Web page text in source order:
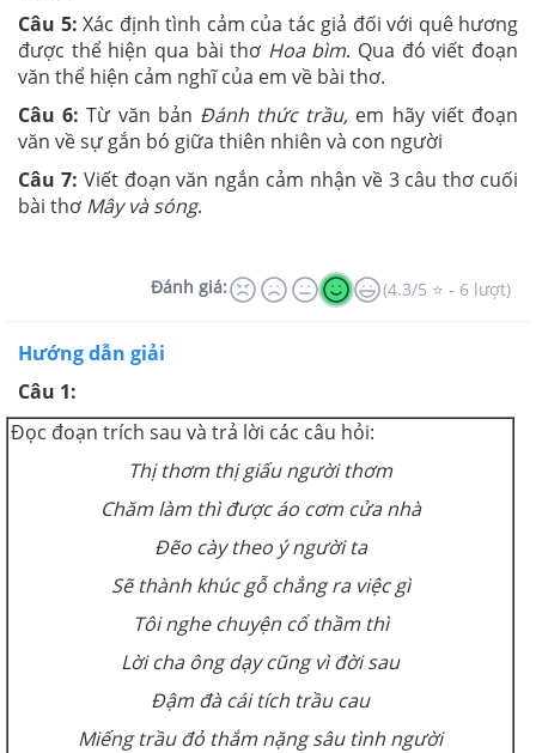
Câu 5: Xác định tình cảm của tác giả đối với quê hương
được thể hiện qua bài thơ Hoa bìm. Qua đó viết đoạn
văn thể hiện cảm nghĩ của em về bài thơ.
Câu 6: Từ văn bản Đánh thức trầu, em hãy viết đoạn
văn về sự gắn bó giữa thiên nhiên và con người
Câu 7: Viết đoạn văn ngắn cảm nhận về 3 câu thơ cuối
bài thơ Mây và sóng.
Đánh giá: (4.3/5 ⭐ - 6 lượt)
Hướng dẫn giải
Câu 1:
Đọc đoạn trích sau và trả lời các câu hỏi:
Thị thơm thị giấu người thơm
Chăm làm thì được áo cơm cửa nhà
Đẽo cày theo ý người ta
Sẽ thành khúc gỗ chẳng ra việc gì
Tôi nghe chuyện cổ thầm thì
Lời cha ông dạy cũng vì đời sau
Đậm đà cái tích trầu cau
Miếng trầu đỏ thắm nặng sâu tình người